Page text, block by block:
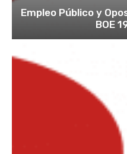
Empleo Público y
BOE